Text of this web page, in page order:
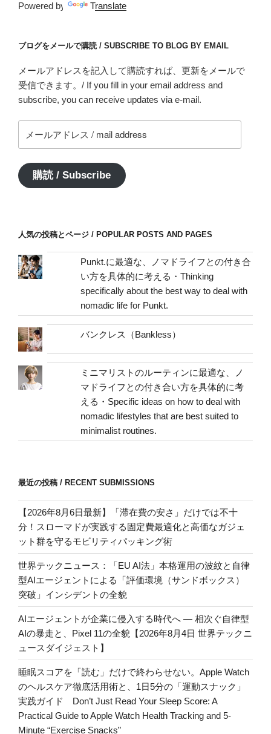
Powered by Translate
ブログをメールで購読 / SUBSCRIBE TO BLOG BY EMAIL
メールアドレスを記入して購読すれば、更新をメールで
受信できます。/ If you fill in your email address and
subscribe, you can receive updates via e-mail.
ー
ア
ド
address
購読 / Subscribe
人気の投稿とページ / POPULAR POSTS AND PAGES
Punkt.に最適な、ノマドライフとの付き合
い方を具体的に考える・Thinking
specifically about the best way to deal with
nomadic life for Punkt.
バンクレス（Bankless）
ミニマリストのルーティンに最適な、ノ
マドライフとの付き合い方を具体的に考
える・Specific ideas on how to deal with
nomadic lifestyles that are best suited to
minimalist routines.
最近の投稿 / RECENT SUBMISSIONS
【2026年8月6日最新】「滞在費の安さ」だけでは不十
分！スローマドが実践する固定費最適化と高価なガジェ
ット群を守るモビリティパッキング術
世界テックニュース：「EU AI法」本格運用の波紋と自律
型AIエージェントによる「評価環境（サンドボックス）
突破」インシデントの全貌
AIエージェントが企業に侵入する時代へ — 相次ぐ自律型
AIの暴走と、Pixel 11の全貌【2026年8月4日 世界テックニ
ュースダイジェスト】
睡眠スコアを「読む」だけで終わらせない。Apple Watch
のヘルスケア徹底活用術と、1日5分の「運動スナック」
実践ガイド Don’t Just Read Your Sleep Score: A
Practical Guide to Apple Watch Health Tracking and 5-
Minute “Exercise Snacks”